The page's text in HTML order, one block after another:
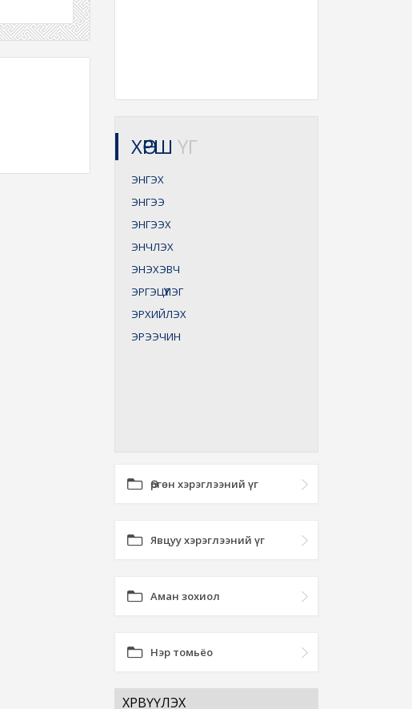
ХӨРШ ҮГ
ЭНГЭХ
ЭНГЭЭ
ЭНГЭЭХ
ЭНЧЛЭХ
ЭНЭХЭВЧ
ЭРГЭЦҮҮЛЭГ
ЭРХИЙЛЭХ
ЭРЭЭЧИН
Өргөн хэрэглээний үг
Явцуу хэрэглээний үг
Аман зохиол
Нэр томьёо
ХӨРВҮҮЛЭХ